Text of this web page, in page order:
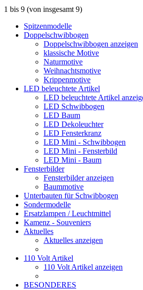
1 bis 9 (von insgesamt 9)
Spitzenmodelle
Doppelschwibbogen
Doppelschwibbogen anzeigen
klassische Motive
Naturmotive
Weihnachtsmotive
Krippenmotive
LED beleuchtete Artikel
LED beleuchtete Artikel
LED Schwibbogen
LED Baum
LED Dekoleuchter
LED Fensterkranz
LED Mini - Schwibbogen
LED Mini - Fensterbild
LED Mini - Baum
Fensterbilder
Fensterbilder anzeigen
Baummotive
Unterbauten für Schwibbogen
Sondermodelle
Ersatzlampen / Leuchtmittel
Kamenz - Souveniers
Aktuelles
Aktuelles anzeigen
110 Volt Artikel
110 Volt Artikel anzeigen
BESONDERES